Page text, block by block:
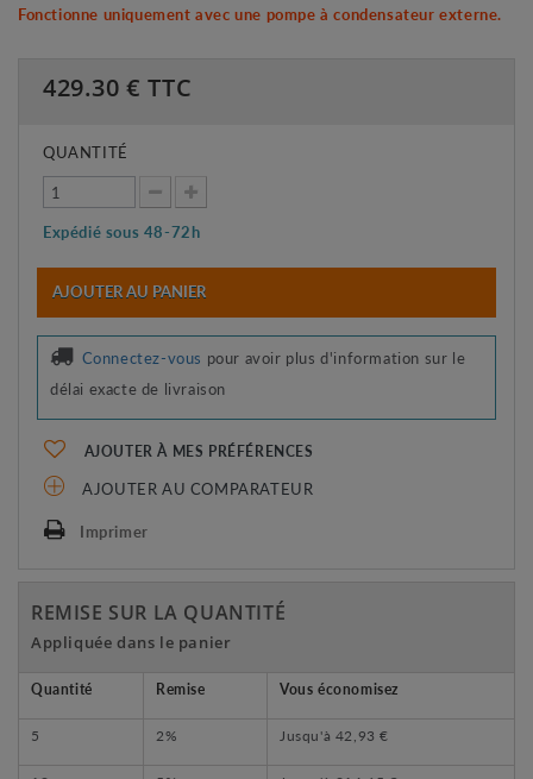
Fonctionne uniquement avec une pompe à condensateur externe.
429.30 € TTC
QUANTITÉ
Expédié sous 48-72h
AJOUTER AU PANIER
Connectez-vous pour avoir plus d'information sur le
délai exacte de livraison
AJOUTER À MES PRÉFÉRENCES
AJOUTER AU COMPARATEUR
Imprimer
REMISE SUR LA QUANTITÉ
Appliquée dans le panier
Quantité Remise Vous économisez
5 2% Jusqu'à 42,93 €